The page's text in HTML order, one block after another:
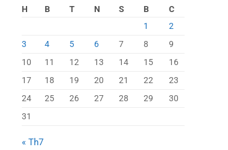
H B T N S B
C
1
2
3
4 5 6 7 8
9
10
11 12 13 14 15
16
17
18 19 20 21 22
23
24
25 26 27 28 29
30
31
« Th7